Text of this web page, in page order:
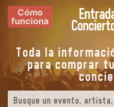
Cómo
funciona
Toda la
para comprar